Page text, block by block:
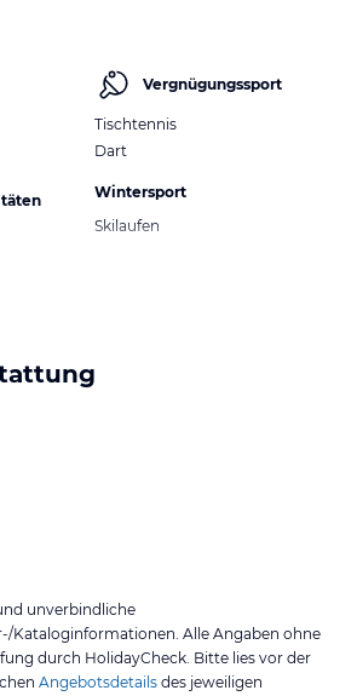
Vergnügungssport
Tischtennis
Dart
Wintersport
Skilaufen
unverbindliche
Kataloginformationen. Alle Angaben ohne
durch HolidayCheck. Bitte lies vor der
Angebotsdetails des jeweiligen